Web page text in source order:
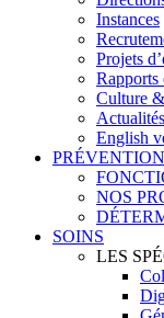
Instances
Projets
Rapports
Culture
English
PRÉVENTION
NOS
SOINS
LES